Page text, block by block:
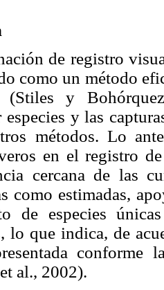
de registro
como un método
(Stiles y
y las
métodos. Lo
en el registro
cercana de las
como estimadas,
de especies
lo que indica, de
conforme
al., 2002).